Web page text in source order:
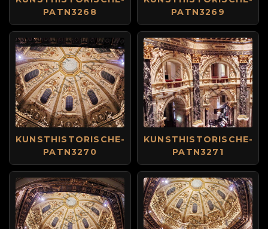
PATN3268
PATN3269
KUNSTHISTORISCHE-
PATN3270
KUNSTHISTORISCHE-
PATN3271